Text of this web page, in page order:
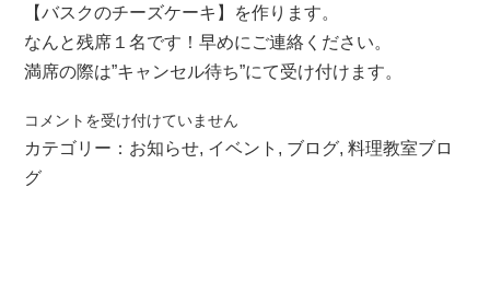
【バスクのチーズケーキ】を作ります。
なんと残席１名です！早めにご連絡ください。
満席の際は”キャンセル待ち”にて受け付けます。
～
葉
山
コメントを受け付けていません
カテゴリー： お知らせ, イベント , ブログ,料理教室ブロ
グ